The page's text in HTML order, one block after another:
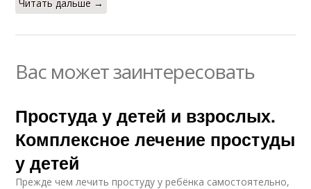
Читать дальше →
Вас может заинтересовать
Простуда у детей и взрослых.
Комплексное лечение простуды
у детей
Прежде чем лечить простуду у ребёнка самостоятельно,